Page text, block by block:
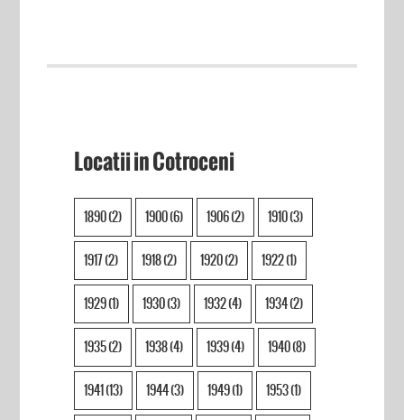
Locatii in Cotroceni
1890(2) 1900(6) 1906(2) 1910(3)
1917(2) 1918(2) 1920(2) 1922(1)
1929(1) 1930(3) 1932(4) 1934(2)
1935(2) 1938(4) 1939(4) 1940(8)
1941(13) 1944(3) 1949(1) 1953(1)